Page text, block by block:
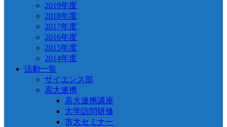
2019年度
2018年度
2017年度
2016年度
2015年度
2014年度
活動一覧
サイエンス部
高大連携
高大連携講座
大学訪問研修
市大セミナー